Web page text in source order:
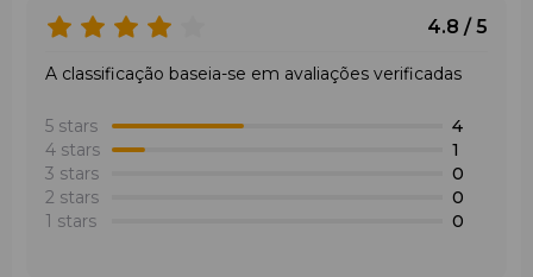
4.8 / 5
A classificação baseia-se em avaliações verificadas
5 stars
4
4 stars
1
3 stars
0
2 stars
0
1 stars
0